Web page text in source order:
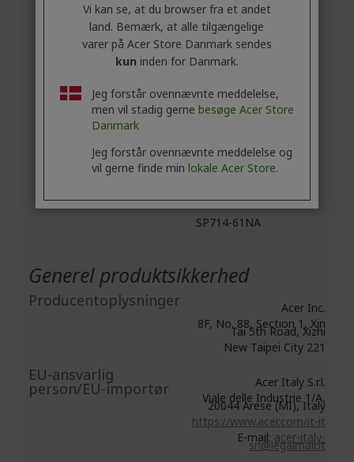
A3SP14-31PT
A5SP14-
51MTN
SP114-31N
SP314-54N
SP314-21N
SP314-55N
SP513-54N
SP514-51N
SP714-61NA
Generel produktsikkerhed
Producentoplysninger
Acer Inc.
8F, No. 88, Section 1, Xin
Tai 5th Road, Xizhi
New Taipei City 221
EU-ansvarlig
person/EU-importør
Acer Italy S.r.l.
Viale delle Industrie 1/A,
20044 Arese (MI), Italy
https://www.acer.com/it-it
E-mail:acer-italy-
srl@legalmail.it
Vi kan se, at du browser fra et andet
land. Bemærk, at alle tilgængelige
varer på Acer Store Danmark sendes
kun inden for Danmark.
Jeg forstår ovennævnte meddelelse,
men vil stadig gerne besøge Acer Store
Danmark
Jeg forstår ovennævnte meddelelse og
vil gerne finde min lokale Acer Store.